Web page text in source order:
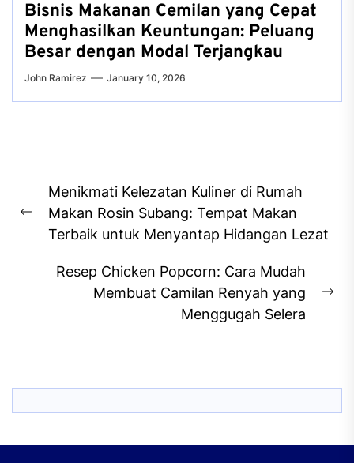
Bisnis Makanan Cemilan yang Cepat
Menghasilkan Keuntungan: Peluang
Besar dengan Modal Terjangkau
John Ramirez January 10, 2026
navigation
Previous
post:
Menikmati Kelezatan Kuliner di Rumah
Makan Rosin Subang: Tempat Makan
Terbaik untuk Menyantap Hidangan Lezat
Resep Chicken Popcorn: Cara Mudah
Membuat Camilan Renyah yang
Menggugah Selera